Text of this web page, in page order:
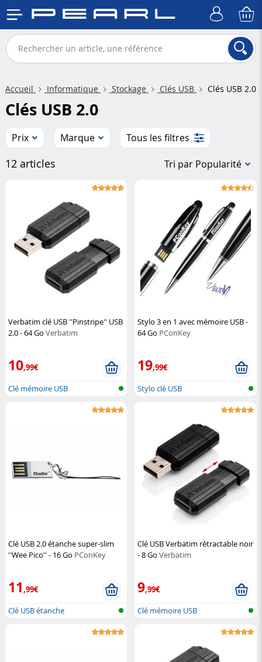
Accueil Informatique Stockage Clés USB Clés USB 2.0
Clés USB 2.0
Prix Marque Tous les filtres
12 articles Tri par Popularité
Verbatim clé USB ''Pinstripe'' USB
2.0 - 64 Go Verbatim
10,99€
Clé mémoire USB
Stylo 3 en 1 avec mémoire USB -
64 Go PConKey
19,99€
Stylo clé USB
Clé USB 2.0 étanche super-slim
''Wee Pico'' - 16 Go PConKey
11 ,99€
Clé USB étanche
Clé USB Verbatim rétractable noir
- 8 GoVerbatim
9,99€
Clé mémoire USB